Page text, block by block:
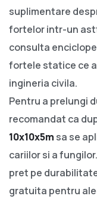
suplimentare
fortelor intr-un
consulta
fortele statice ce
ingineria civila.
Pentru a prelungi
recomandat ca
10x10x5m sa se
cariilor si a
pret pe
gratuita pentru